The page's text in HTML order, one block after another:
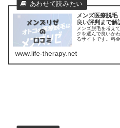
メンズ医療脱毛
良い評判まで解
メンズ脱毛を考え
クを選んで良いか
るサイトです。料
www.life-therapy.net